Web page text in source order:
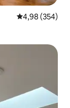
4,98 de uma
4,98 (354)